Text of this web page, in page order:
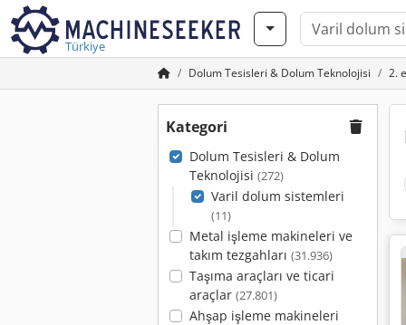
Türkiye
Dolum Tesisleri & Dolum Teknolojisi 2.
Kategori
Dolum Tesisleri & Dolum
Teknolojisi (272)
Varil dolum sistemleri
(11)
Metal işleme makineleri ve
takım tezgahları (31.936)
Taşıma araçları ve ticari
araçlar (27.801)
Ahşap işleme makineleri